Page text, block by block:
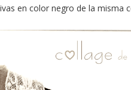
en color negro de la misma